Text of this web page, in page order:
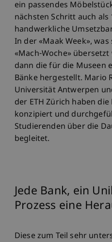
ein passendes
nächsten Schritt auch als
handwerkliche
In der «Maak Week»,
«Mach-Woche»
dann die für die Museen
Bänke hergestellt. Mario
Universität Antwerpen
der ETH Zürich haben
konzipiert und
Studierenden über die
begleitet.
Jede Bank, ein
Prozess eine
Diese zum Teil sehr